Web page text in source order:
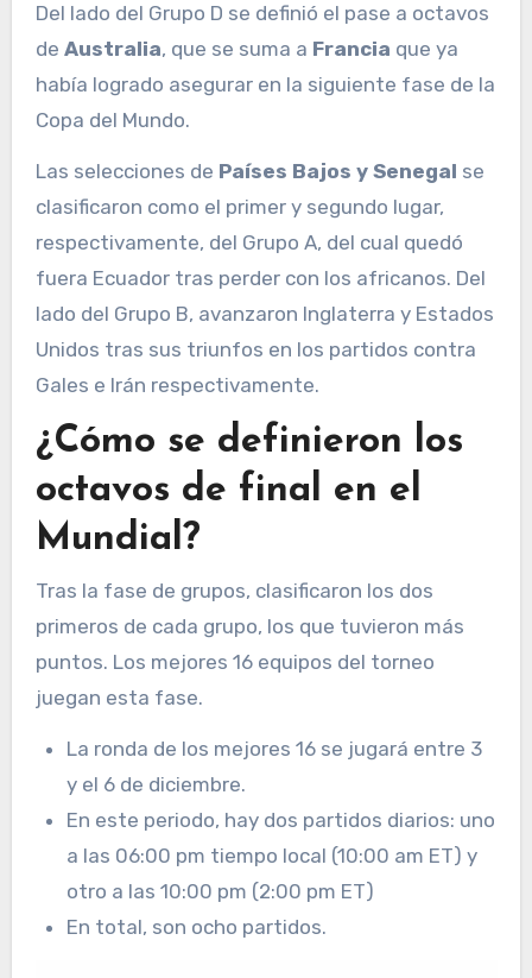
Del lado del Grupo D se definió el pase a octavos
de Australia, que se suma a Francia que ya
había logrado asegurar en la siguiente fase de la
Copa del Mundo.
Las selecciones de Países Bajos y Senegal se
clasificaron como el primer y segundo lugar,
respectivamente, del Grupo A, del cual quedó
fuera Ecuador tras perder con los africanos. Del
lado del Grupo B, avanzaron Inglaterra y Estados
Unidos tras sus triunfos en los partidos contra
Gales e Irán respectivamente.
¿Cómo se definieron los
octavos de final en el
Mundial?
Tras la fase de grupos, clasificaron los dos
primeros de cada grupo, los que tuvieron más
puntos. Los mejores 16 equipos del torneo
juegan esta fase.
La ronda de los mejores 16 se jugará entre 3
y el 6 de diciembre.
En este periodo, hay dos partidos diarios: uno
a las 06:00 pm tiempo local (10:00 am ET) y
otro a las 10:00 pm (2:00 pm ET)
En total, son ocho partidos.